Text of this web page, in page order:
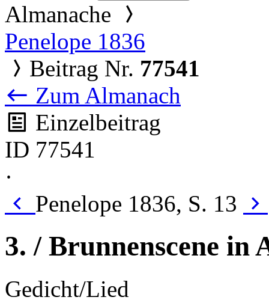
Almanache
Penelope 1836
Beitrag Nr. 77541
Zum Almanach
Einzelbeitrag
ID 77541
·
Penelope 1836, S. 13
3. / Brunnenscene in
Gedicht/Lied